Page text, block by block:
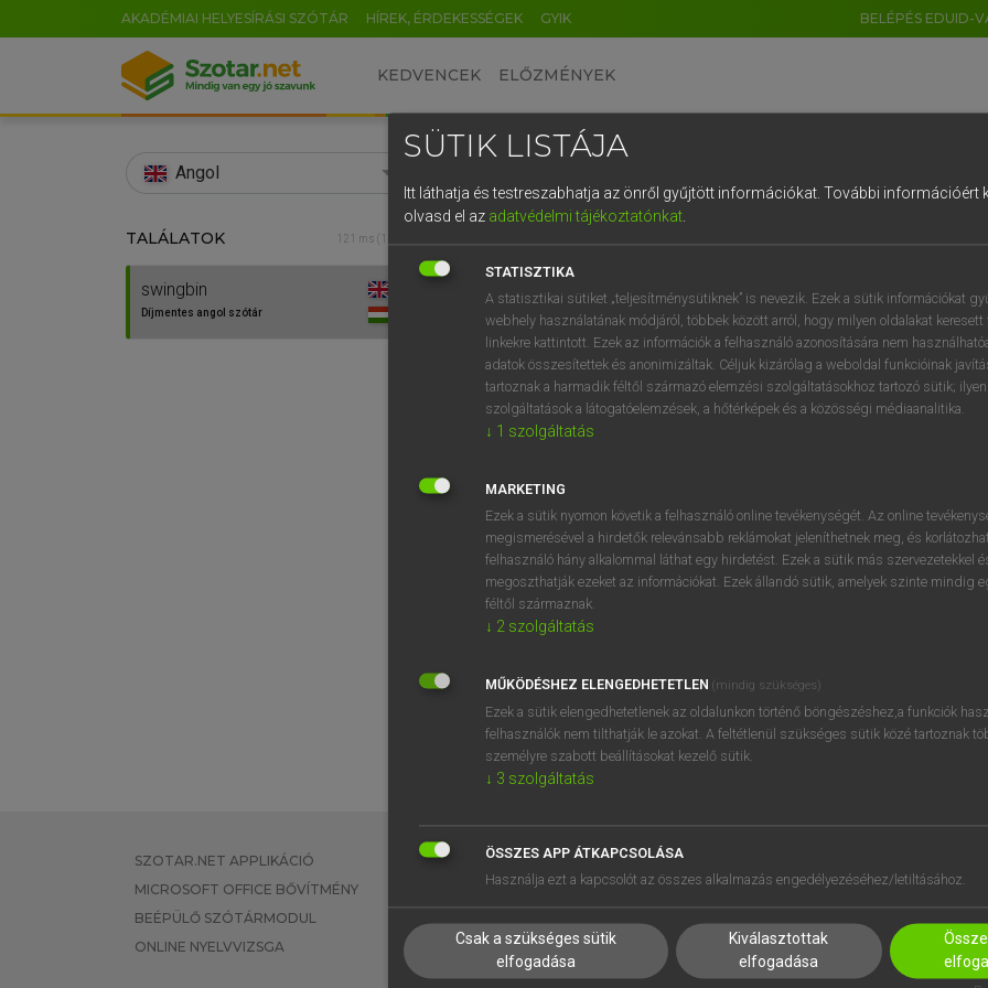
AKADÉMIAI HELYESÍRÁSI SZÓTÁR HÍREK, ÉRDEKESSÉGEK GYIK BELÉPÉS EDUID-
KEDVENCEK ELŐZMÉNYEK
Angol
TALÁLATOK 121 ms (1 db)
swingbin
Díjmentes angol szótár
Díjmentes angol szótár
swingbin lengő tetejű szemetesedény
⚲ swingbinkeresése szótárainkban
SZOTAR.NET APPLIKÁCIÓ
MICROSOFT OFFICE BŐVÍTMÉNY
BEÉPÜLŐ SZÓTÁRMODUL
ONLINE NYELVVIZSGA
EGYÉNI FELHASZNÁLÓKNAK
TANULÓKNAK
VÁLLALATI MEGOLDÁSOK
SÚGÓ
RÓLUNK
SÜTI BEÁLLÍTÁSOK
SÜTIK LISTÁJA
Itt láthatja és testreszabhatja az önről gyűjtött információkat. További információért
olvasd el az adatvédelmi tájékoztatónkat.
STATISZTIKA
A statisztikai sütiket „teljesítménysütiknek” is nevezik. Ezek a sütik információkat
webhely használatának módjáról, többek között arról, hogy milyen oldalakat keresett
linkekre kattintott. Ezek az információk a felhasználó azonosítására nem
adatok összesítettek és anonimizáltak. Céljuk kizárólag a weboldal funkcióinak
tartoznak a harmadik féltől származó elemzési szolgáltatásokhoz tartozó sütik;
szolgáltatások a látogatóelemzések, a hőtérképek és a közösségi médiaanalitika.
↓ 1 szolgáltatás
MARKETING
Ezek a sütik nyomon követik a felhasználó online tevékenységét. Az online
megismerésével a hirdetők relevánsabb reklámokat jeleníthetnek meg, és
felhasználó hány alkalommal láthat egy hirdetést. Ezek a sütik más szervezetekkel
megoszthatják ezeket az információkat. Ezek állandó sütik, amelyek szinte mindig
féltől származnak.
↓ 2 szolgáltatás
MŰKÖDÉSHEZ ELENGEDHETETLEN (mindig szükséges)
Ezek a sütik elengedhetetlenek az oldalunkon történő böngészéshez,a funkciók
felhasználók nem tilthatják le azokat. A feltétlenül szükséges sütik közé tartoznak
személyre szabott beállításokat kezelő sütik.
↓ 3 szolgáltatás
ÖSSZES APP ÁTKAPCSOLÁSA
Használja ezt a kapcsolót az összes alkalmazás engedélyezéséhez/letiltásához.
Csak a szükséges sütik
elfogadása
Kiválasztottak
elfogadása
EN HU DE CN FR ES IT NL
0 1 2 3 4 5 6 7 8 9
q w e r t z u i
a s d f g h j k l é
í y x c v b n m , .